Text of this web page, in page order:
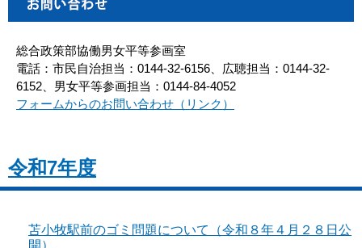
総合政策部協働男女平等参画室
電話：市民自治担当：0144-32-6156、広聴担当：0144-32-
6152、男女平等参画担当：0144-84-4052
フォームからのお問い合わせ（リンク）
令和7年度
苫小牧駅前のゴミ問題について（令和８年４月２８日公
開）